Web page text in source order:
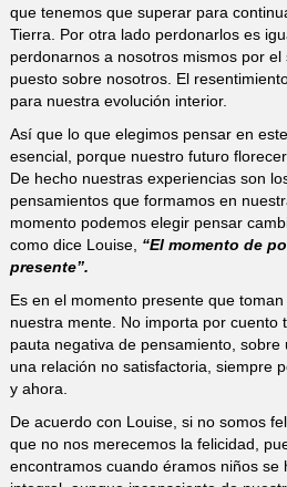
que tenemos que superar para
Tierra. Por otra lado perdonarlos es
perdonarnos a nosotros mismos por
puesto sobre nosotros. El
para nuestra evolución interior.
Así que lo que elegimos pensar en
esencial, porque nuestro futuro
De hecho nuestras experiencias son
pensamientos que formamos en
momento podemos elegir pensar
como dice Louise, “El momento de
presente”.
Es en el momento presente que
nuestra mente. No importa por cuento
pauta negativa de pensamiento,
una relación no satisfactoria, siempre
y ahora.
De acuerdo con Louise, si no somos
que no nos merecemos la felicidad,
encontramos cuando éramos niños se